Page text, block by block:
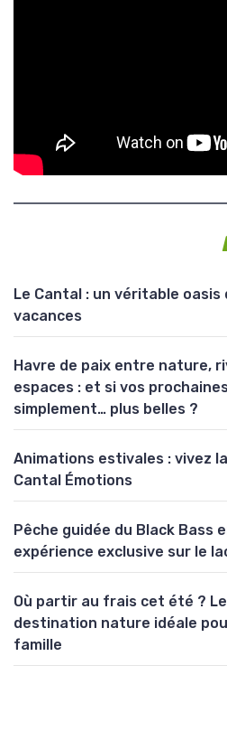
Le Cantal : un véritable
vacances
Havre de paix entre nature,
espaces : et si vos
simplement… plus belles ?
Animations estivales : vivez
Cantal Émotions
Pêche guidée du Black Bass
expérience exclusive sur le
Où partir au frais cet été ?
destination nature idéale
famille